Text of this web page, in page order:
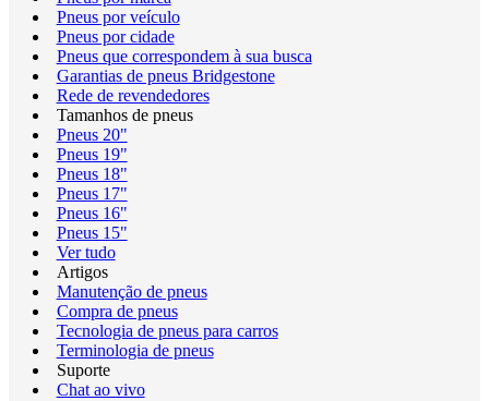
Pneus por veículo
Pneus por cidade
Pneus que correspondem à sua busca
Garantias de pneus Bridgestone
Rede de revendedores
Tamanhos de pneus
Pneus 20"
Pneus 19"
Pneus 18"
Pneus 17"
Pneus 16"
Pneus 15"
Ver tudo
Artigos
Manutenção de pneus
Compra de pneus
Tecnologia de pneus para carros
Terminologia de pneus
Suporte
Chat ao vivo